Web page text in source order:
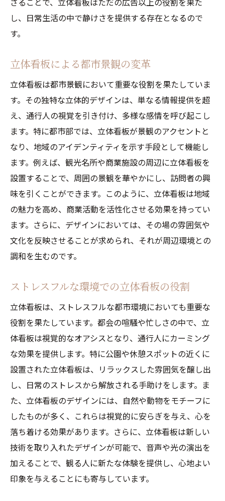
し、日常生活の中で静けさを提供する存在となるので
す。
立体看板による都市景観の変革
立体看板は都市景観において重要な役割を果たしていま
す。その独特な立体的デザインは、単なる情報提供を超
え、通行人の視覚を引き付け、多様な感情を呼び起こし
ます。特に都市部では、立体看板が景観のアクセントと
なり、地域のアイデンティティを示す手段として機能し
ます。例えば、観光名所や商業施設の周辺に立体看板を
設置することで、周囲の景観を華やかにし、訪問者の興
味を引くことができます。このように、立体看板は地域
の魅力を高め、商業活動を活性化させる効果を持ってい
ます。さらに、デザインにおいては、その場の雰囲気や
文化を反映させることが求められ、それが周辺環境との
調和を生むのです。
ストレスフルな環境での立体看板の役割
立体看板は、ストレスフルな都市環境においても重要な
役割を果たしています。都会の喧騒や忙しさの中で、立
体看板は視覚的なオアシスとなり、通行人にカーミング
な効果を提供します。特に公園や休憩スポットの近くに
設置された立体看板は、リラックスした雰囲気を醸し出
し、日常のストレスから解放される手助けをします。ま
た、立体看板のデザインには、自然や動物をモチーフに
したものが多く、これらは視覚的に安らぎを与え、心を
落ち着ける効果があります。さらに、立体看板は新しい
技術を取り入れたデザインが可能で、音声や光の演出を
加えることで、観る人に新たな体験を提供し、心地よい
印象を与えることにも寄与しています。